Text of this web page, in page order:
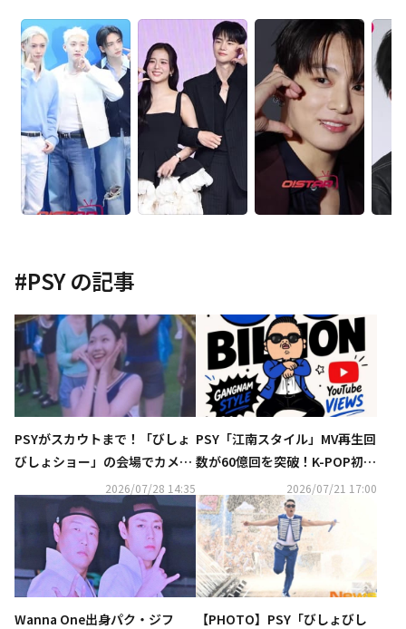
#PSYの記事
PSYがスカウトまで！「びしょ
びしょショー」の会場でカメラ
に抜かれた美少女が大きな話題
2026/07/28 14:35
PSY「江南スタイル」MV再生回
数が60億回を突破！K-POP初の
2026/07/21 17:00
Wanna One出身パク・ジフ
【PHOTO】PSY「びしょびし